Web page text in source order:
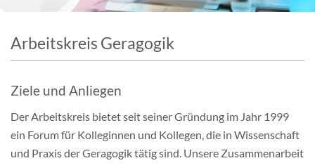
Über uns
Studium & Karriere
Mitgliedschaft & Spenden
Arbeitskreis Geragogik
Ziele und Anliegen
Der Arbeitskreis bietet seit seiner Gründung im Jahr 1999
ein Forum für Kolleginnen und Kollegen, die in Wissenschaft
und Praxis der Geragogik tätig sind. Unsere Zusammenarbeit